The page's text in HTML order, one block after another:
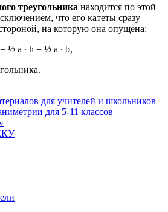
треугольника находится по этой
что его катеты сразу
на которую она опущена:
½ a ∙ h = ½ a ∙ b,
для учителей и школьников
для 5-11 классов